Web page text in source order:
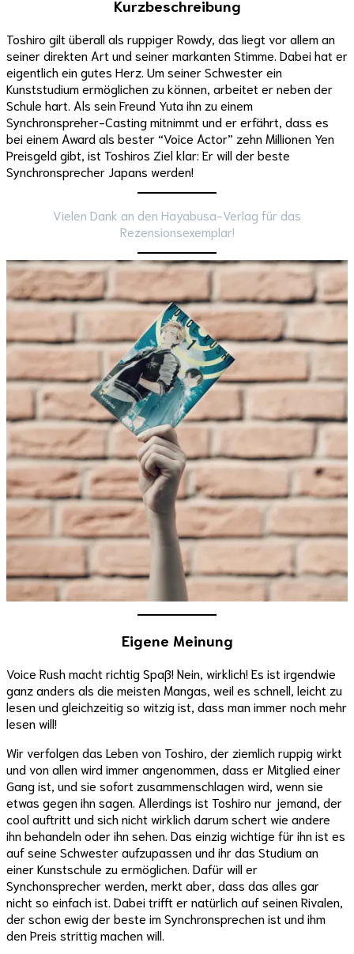
Kurzbeschreibung
Toshiro gilt überall als ruppiger Rowdy, das liegt vor allem an
seiner direkten Art und seiner markanten Stimme. Dabei hat er
eigentlich ein gutes Herz. Um seiner Schwester ein
Kunststudium ermöglichen zu können, arbeitet er neben der
Schule hart. Als sein Freund Yuta ihn zu einem
Synchronspreher-Casting mitnimmt und er erfährt, dass es
bei einem Award als bester “Voice Actor” zehn Millionen Yen
Preisgeld gibt, ist Toshiros Ziel klar: Er will der beste
Synchronsprecher Japans werden!
Vielen Dank an den Hayabusa-Verlag für das
Rezensionsexemplar!
Eigene Meinung
Voice Rush macht richtig Spaß! Nein, wirklich! Es ist irgendwie
ganz anders als die meisten Mangas, weil es schnell, leicht zu
lesen und gleichzeitig so witzig ist, dass man immer noch mehr
lesen will!
Wir verfolgen das Leben von Toshiro, der ziemlich ruppig wirkt
und von allen wird immer angenommen, dass er Mitglied einer
Gang ist, und sie sofort zusammenschlagen wird, wenn sie
etwas gegen ihn sagen. Allerdings ist Toshiro nur jemand, der
cool auftritt und sich nicht wirklich darum schert wie andere
ihn behandeln oder ihn sehen. Das einzig wichtige für ihn ist es
auf seine Schwester aufzupassen und ihr das Studium an
einer Kunstschule zu ermöglichen. Dafür will er
Synchonsprecher werden, merkt aber, dass das alles gar
nicht so einfach ist. Dabei trifft er natürlich auf seinen Rivalen,
der schon ewig der beste im Synchronsprechen ist und ihm
den Preis strittig machen will.